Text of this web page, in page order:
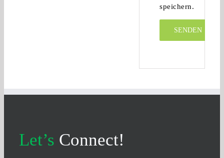
speichern.
Let’s Connect!